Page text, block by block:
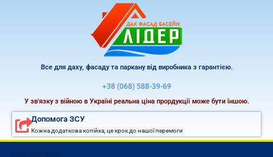
Все для даху, фасаду та паркану від виробника з гарантією.
+38 (068) 588-39-69
У зв'язку з війною в Україні реальна ціна прордукції може бути іншою.
Допомога ЗСУ
Кожна додаткова копійка, це крок до нашої перемоги